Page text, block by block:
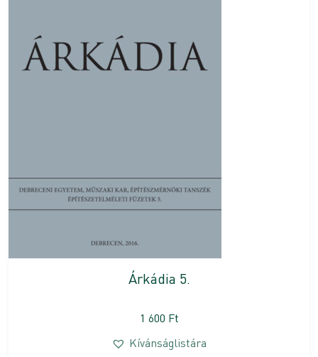
Árkádia 5.
1 600 Ft
Kívánságlistára